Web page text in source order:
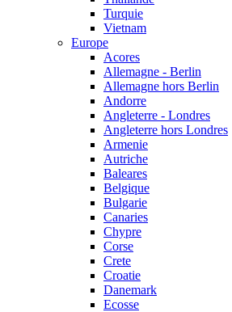
Turquie
Vietnam
Europe
Acores
Allemagne - Berlin
Allemagne hors Berlin
Andorre
Angleterre - Londres
Angleterre hors Londres
Armenie
Autriche
Baleares
Belgique
Bulgarie
Canaries
Chypre
Corse
Crete
Croatie
Danemark
Ecosse